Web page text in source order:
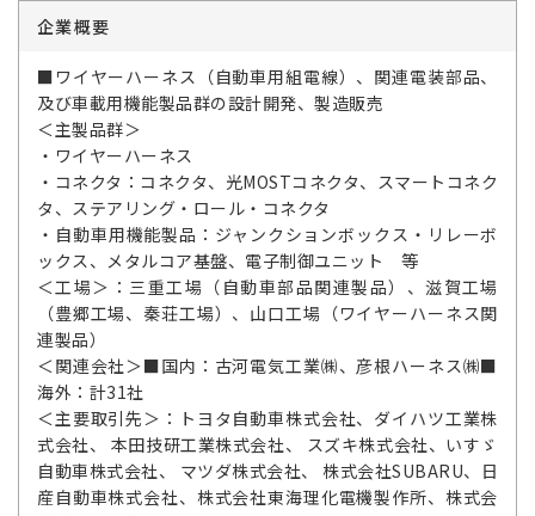
企業概要
■ワイヤーハーネス（自動車用組電線）、関連電装部品、
及び車載用機能製品群の設計開発、製造販売
＜主製品群＞
・ワイヤーハーネス
・コネクタ：コネクタ、光MOSTコネクタ、スマートコネク
タ、ステアリング・ロール・コネクタ
・自動車用機能製品：ジャンクションボックス・リレーボ
ックス、メタルコア基盤、電子制御ユニット 等
＜工場＞：三重工場（自動車部品関連製品）、滋賀工場
（豊郷工場、秦荘工場）、山口工場（ワイヤーハーネス関
連製品）
＜関連会社＞■国内：古河電気工業㈱、彦根ハーネス㈱■
海外：計31社
＜主要取引先＞：トヨタ自動車株式会社、ダイハツ工業株
式会社、 本田技研工業株式会社、 スズキ株式会社、いすゞ
自動車株式会社、 マツダ株式会社、 株式会社SUBARU、日
産自動車株式会社、株式会社東海理化電機製作所、株式会